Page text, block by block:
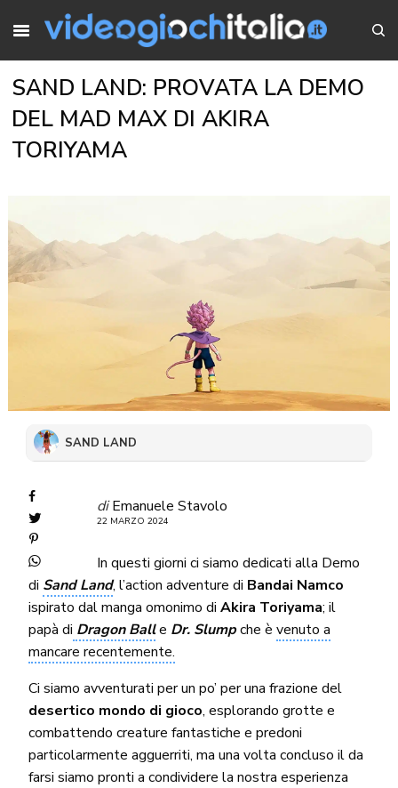
SAND LAND: PROVATA LA DEMO
DEL MAD MAX DI AKIRA
TORIYAMA
SAND LAND
di Emanuele Stavolo
22 MARZO 2024
In questi giorni ci siamo dedicati alla Demo
di Sand Land, l’action adventure di Bandai Namco
ispirato dal manga omonimo diAkira Toriyama; il
papà di Dragon Balle Dr. Slumpche èvenuto a
mancare recentemente.
Ci siamo avventurati per un po’ per una frazione del
desertico mondo di gioco, esplorando grotte e
combattendo creature fantastiche e predoni
particolarmente agguerriti, ma una volta concluso il da
farsi siamo pronti a condividere la nostra esperienza